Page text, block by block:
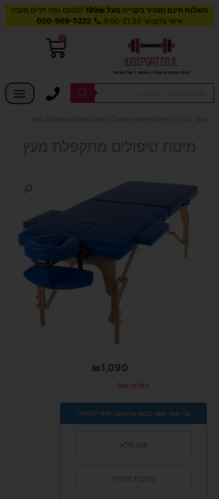
משלוח חינם ומהיר בקנייה מעל 199₪
(למעט נפח חריג) מענה
אישי ומקצועי 9:00-21:30
050-969-5222
חנות הספורט אונליין מספר 1 של ישראל
0
עגלת
Products
עמוד הבית / פיזיותרפיה ושיווי משקל / מיטת טיפולים מתקפלת מעץ
מיטת טיפולים מתקפלת מעץ
₪1,090
המלאי אזל
צרו עמי קשר ברגע שהמוצר חוזר למלאי: